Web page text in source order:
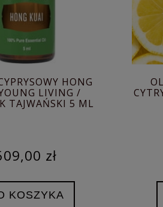
HONG
LIVING /
TAJWAŃSKI 5 ML
zł
KOSZYKA